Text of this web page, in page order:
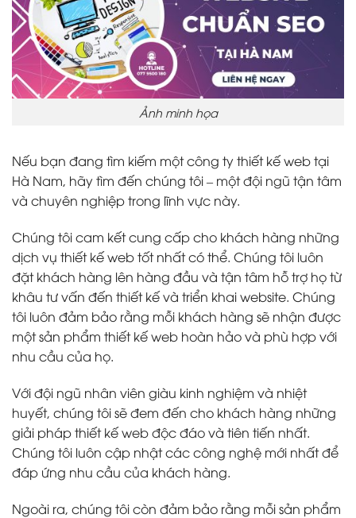
Ảnh minh họa
Nếu bạn đang tìm kiếm một công ty thiết kế web tại
Hà Nam, hãy tìm đến chúng tôi – một đội ngũ tận tâm
và chuyên nghiệp trong lĩnh vực này.
Chúng tôi cam kết cung cấp cho khách hàng những
dịch vụ thiết kế web tốt nhất có thể. Chúng tôi luôn
đặt khách hàng lên hàng đầu và tận tâm hỗ trợ họ từ
khâu tư vấn đến thiết kế và triển khai website. Chúng
tôi luôn đảm bảo rằng mỗi khách hàng sẽ nhận được
một sản phẩm thiết kế web hoàn hảo và phù hợp với
nhu cầu của họ.
Với đội ngũ nhân viên giàu kinh nghiệm và nhiệt
huyết, chúng tôi sẽ đem đến cho khách hàng những
giải pháp thiết kế web độc đáo và tiên tiến nhất.
Chúng tôi luôn cập nhật các công nghệ mới nhất để
đáp ứng nhu cầu của khách hàng.
Ngoài ra, chúng tôi còn đảm bảo rằng mỗi sản phẩm